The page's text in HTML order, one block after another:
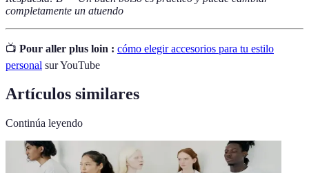
completamente un atuendo
📺 Pour aller plus loin : cómo elegir accesorios para tu estilo
personal sur YouTube
Artículos similares
Continúa leyendo